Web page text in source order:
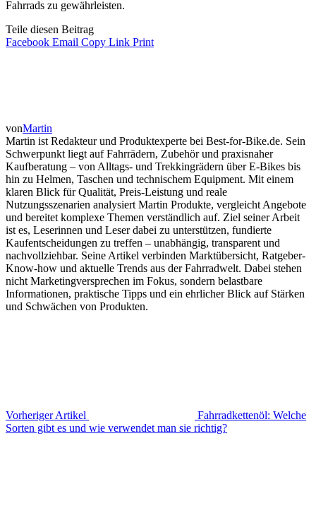
Fahrrads zu gewährleisten.
Teile diesen Beitrag
Facebook Email Copy Link Print
vonMartin
Martin ist Redakteur und Produktexperte bei Best-for-Bike.de. Sein
Schwerpunkt liegt auf Fahrrädern, Zubehör und praxisnaher
Kaufberatung – von Alltags- und Trekkingrädern über E-Bikes bis
hin zu Helmen, Taschen und technischem Equipment. Mit einem
klaren Blick für Qualität, Preis-Leistung und reale
Nutzungsszenarien analysiert Martin Produkte, vergleicht Angebote
und bereitet komplexe Themen verständlich auf. Ziel seiner Arbeit
ist es, Leserinnen und Leser dabei zu unterstützen, fundierte
Kaufentscheidungen zu treffen – unabhängig, transparent und
nachvollziehbar. Seine Artikel verbinden Marktübersicht, Ratgeber-
Know-how und aktuelle Trends aus der Fahrradwelt. Dabei stehen
nicht Marketingversprechen im Fokus, sondern belastbare
Informationen, praktische Tipps und ein ehrlicher Blick auf Stärken
und Schwächen von Produkten.
Vorheriger Artikel
Fahrradkettenöl: Welche
Sorten gibt es und wie verwendet man sie richtig?